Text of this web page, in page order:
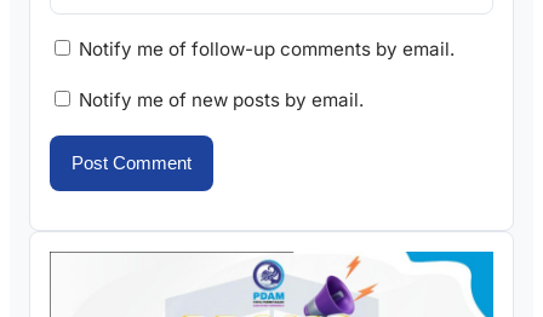
Notify me of follow-up comments by email.
Notify me of new posts by email.